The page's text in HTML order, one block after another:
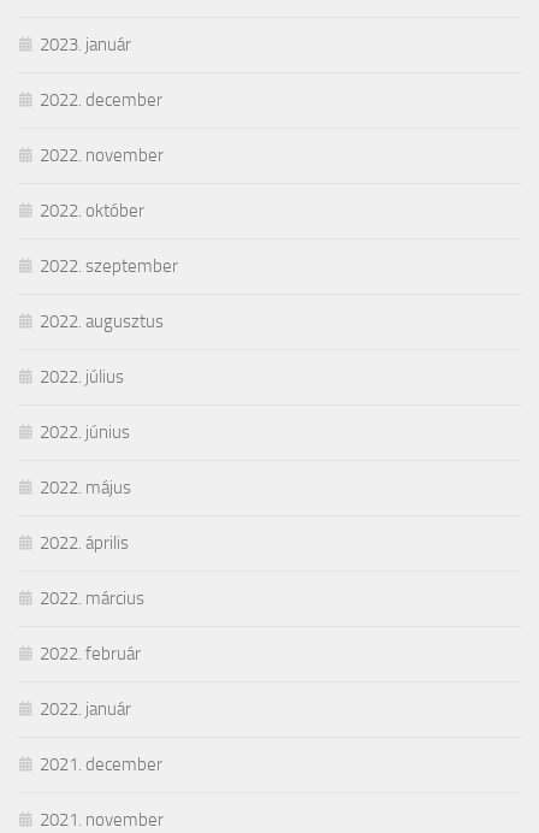
2023. január
2022. december
2022. november
2022. október
2022. szeptember
2022. augusztus
2022. július
2022. június
2022. május
2022. április
2022. március
2022. február
2022. január
2021. december
2021. november